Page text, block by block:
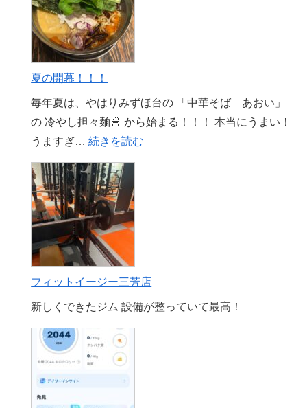
BBQ
夏の開幕！！！
毎年夏は、やはりみずほ台の 「中華そば あおい」
の 冷やし担々麺🍜 から始まる！！！ 本当にうまい！
うますぎ…続きを読む
フィットイージー三芳店
新しくできたジム 設備が整っていて最高！